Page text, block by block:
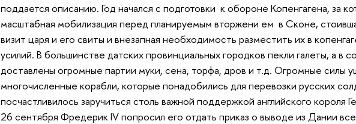
поддается описанию. Год начался с подготовки к обороне Копенгагена, за
масштабная мобилизация перед планируемым вторжени ем в Сконе,
визит царя и его свиты и внезапная необходимость разместить их в
усилий. В большинстве датских провинциальных городков пекли галеты, а в
доставлены огромные партии муки, сена, торфа, дров и т.д. Огромные силы
многочисленные корабли, которые понадобились для перевозки русских
посчастливилось заручиться столь важной поддержкой английского короля
26 сентября Фредерик IV попросил его отдать приказ о выводе из Дании